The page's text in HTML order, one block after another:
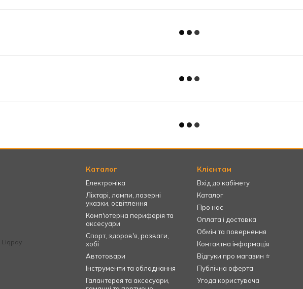
Каталог
Електроніка
Ліхтарі, лампи, лазерні
указки, освітлення
Комп'ютерна периферія та
аксесуари
Спорт, здоров'я, розваги,
хобі
Автотовари
Інструменти та обладнання
Галантерея та аксесуари,
Клієнтам
Вхід до кабінету
Каталог
Про нас
Оплата і доставка
Обмін та повернення
Контактна інформація
Відгуки про магазин ⭐
Публічна оферта
Угода користувача